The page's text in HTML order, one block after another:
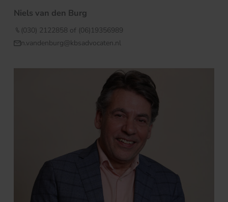
Niels van den Burg
(030) 2122858 of (06)19356989
n.vandenburg@kbsadvocaten.nl